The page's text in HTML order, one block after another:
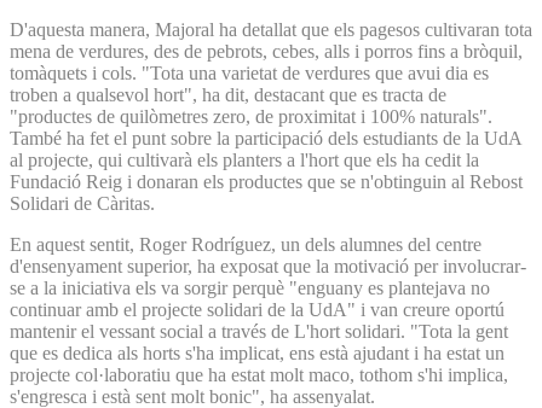
D'aquesta manera, Majoral ha detallat que els pagesos cultivaran tota
mena de verdures, des de pebrots, cebes, alls i porros fins a bròquil,
tomàquets i cols. "Tota una varietat de verdures que avui dia es
troben a qualsevol hort", ha dit, destacant que es tracta de
"productes de quilòmetres zero, de proximitat i 100% naturals".
També ha fet el punt sobre la participació dels estudiants de la UdA
al projecte, qui cultivarà els planters a l'hort que els ha cedit la
Fundació Reig i donaran els productes que se n'obtinguin al Rebost
Solidari de Càritas.
En aquest sentit, Roger Rodríguez, un dels alumnes del centre
d'ensenyament superior, ha exposat que la motivació per involucrar-
se a la iniciativa els va sorgir perquè "enguany es plantejava no
continuar amb el projecte solidari de la UdA" i van creure oportú
mantenir el vessant social a través de L'hort solidari. "Tota la gent
que es dedica als horts s'ha implicat, ens està ajudant i ha estat un
projecte col·laboratiu que ha estat molt maco, tothom s'hi implica,
s'engresca i està sent molt bonic", ha assenyalat.